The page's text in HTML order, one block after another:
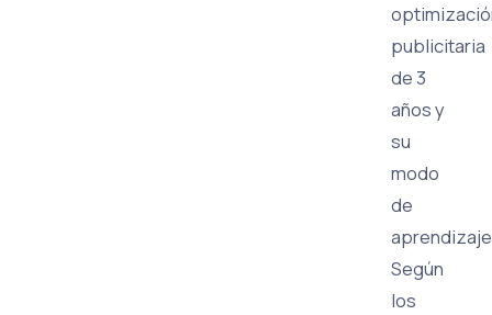
publicitaria
de 3
años y
su
modo
de
Según
los